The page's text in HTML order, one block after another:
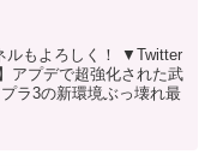
もよろしく！ ▼Twitter
アプデで超強化された武
ラ3の新環境ぶっ壊れ最